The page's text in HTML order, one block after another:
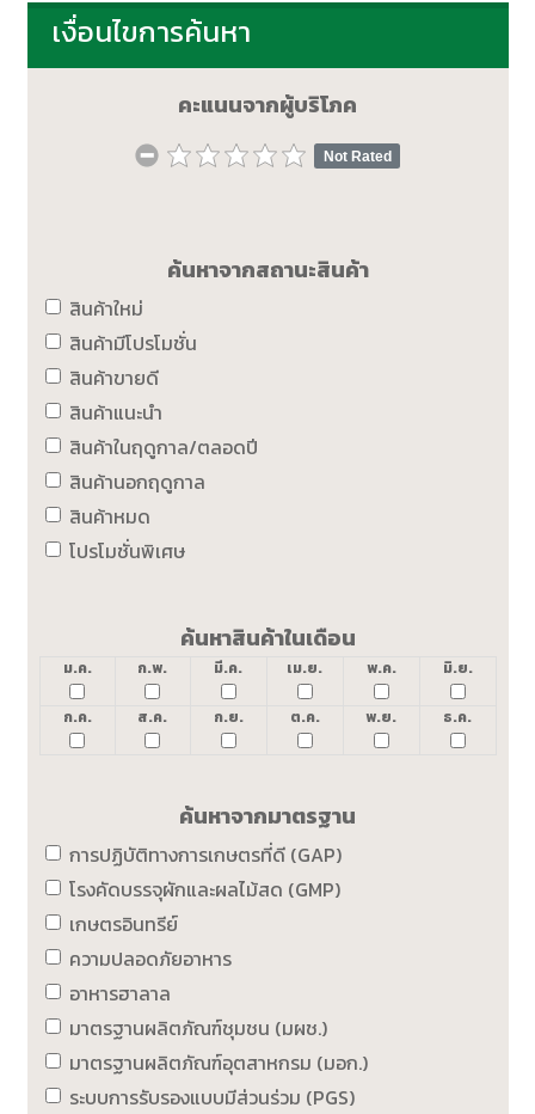
เงื่อนไขการค้นหา
คะแนนจากผู้บริโภค
Not Rated
ค้นหาจากสถานะสินค้า
สินค้าใหม่
สินค้ามีโปรโมชั่น
สินค้าขายดี
สินค้าแนะนำ
สินค้าในฤดูกาล/ตลอดปี
สินค้านอกฤดูกาล
สินค้าหมด
โปรโมชั่นพิเศษ
ค้นหาสินค้าในเดือน
ม.ค. ก.พ. มี.ค. เม.ย. พ.ค. มิ.ย.
ก.ค. ส.ค. ก.ย. ต.ค. พ.ย. ธ.ค.
ค้นหาจากมาตรฐาน
การปฏิบัติทางการเกษตรที่ดี (GAP)
โรงคัดบรรจุผักและผลไม้สด (GMP)
เกษตรอินทรีย์
ความปลอดภัยอาหาร
อาหารฮาลาล
มาตรฐานผลิตภัณฑ์ชุมชน (มผช.)
มาตรฐานผลิตภัณฑ์อุตสาหกรม (มอก.)
ระบบการรับรองแบบมีส่วนร่วม (PGS)